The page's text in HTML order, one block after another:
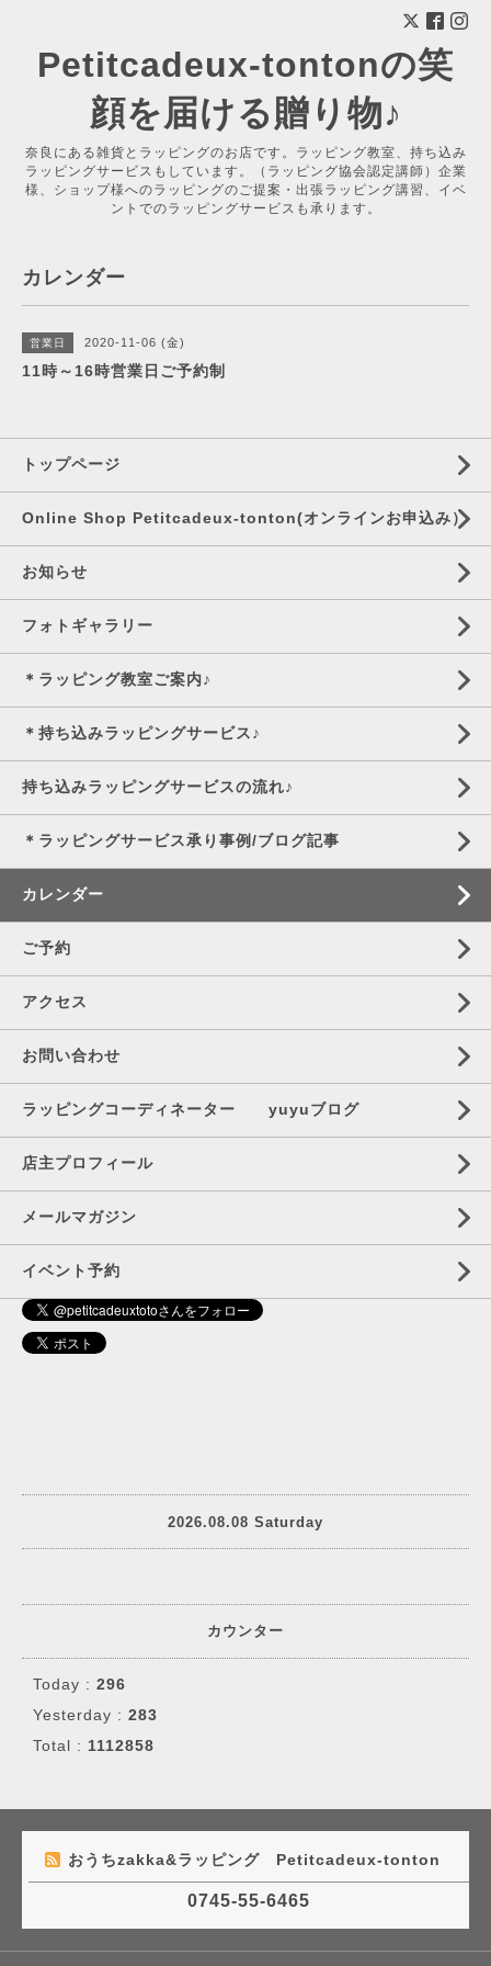
Petitcadeux-tontonの笑
顔を届ける贈り物♪
奈良にある雑貨とラッピングのお店です。ラッピング教室、持ち込み
ラッピングサービスもしています。（ラッピング協会認定講師）企業
様、ショップ様へのラッピングのご提案・出張ラッピング講習、イベ
ントでのラッピングサービスも承ります。
カレンダー
営業日 2020-11-06 (金)
11時～16時営業日ご予約制
トップページ
Online Shop Petitcadeux-tonton(オンラインお申込み）
お知らせ
フォトギャラリー
＊ラッピング教室ご案内♪
＊持ち込みラッピングサービス♪
持ち込みラッピングサービスの流れ♪
＊ラッピングサービス承り事例/ブログ記事
カレンダー
ご予約
アクセス
お問い合わせ
ラッピングコーディネーター yuyuブログ
店主プロフィール
メールマガジン
イベント予約
2026.08.08 Saturday
カウンター
Today : 296
Yesterday : 283
Total : 1112858
おうちzakka&ラッピング Petitcadeux-tonton
0745-55-6465